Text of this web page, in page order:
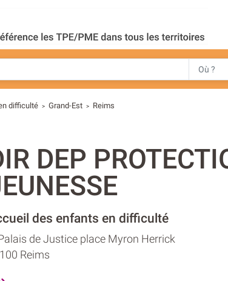
difficulté > Grand-Est > Reims
DEP
des enfants en difficulté
de Justice place Myron Herrick
Reims